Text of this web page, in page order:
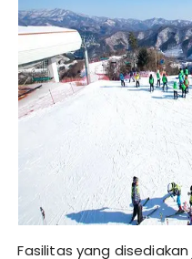
Fasilitas yang